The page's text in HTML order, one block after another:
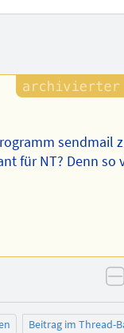
sendmail
für NT? Denn so
Beitrag im Thread-